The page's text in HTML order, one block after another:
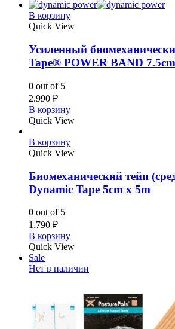
В корзину
Quick View
Усиленный
Tape® POWER BAND
0 out of 5
2.990 ₽
В корзину
Quick View
В корзину
Quick View
Биомеханический тейп
Dynamic Tape 5cm x 5m
0 out of 5
1.790 ₽
В корзину
Quick View
Sale
Нет в наличии